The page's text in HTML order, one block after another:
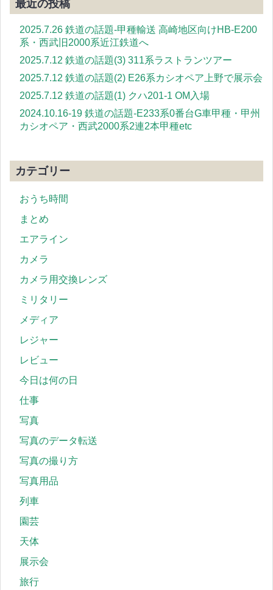
最近の投稿
2025.7.26 鉄道の話題-甲種輸送 高崎地区向けHB-E200
系・西武旧2000系近江鉄道へ
2025.7.12 鉄道の話題(3) 311系ラストランツアー
2025.7.12 鉄道の話題(2) E26系カシオペア上野で展示会
2025.7.12 鉄道の話題(1) クハ201-1 OM入場
2024.10.16-19 鉄道の話題-E233系0番台G車甲種・甲州
カシオペア・西武2000系2連2本甲種etc
カテゴリー
おうち時間
まとめ
エアライン
カメラ
カメラ用交換レンズ
ミリタリー
メディア
レジャー
レビュー
今日は何の日
仕事
写真
写真のデータ転送
写真の撮り方
写真用品
列車
園芸
天体
展示会
旅行